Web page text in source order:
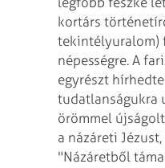
kortárs
tekintélyuralom)
népességre. A
egyrészt
tudatlanságukra
örömmel
a názáreti
"Názáretből